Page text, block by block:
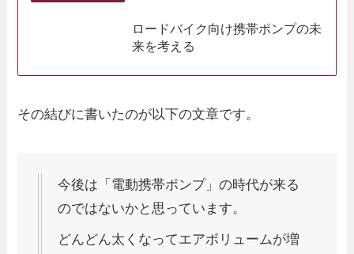
ロードバイク向け携帯ポンプの未
来を考える
その結びに書いたのが以下の文章です。
今後は「電動携帯ポンプ」の時代が来る
のではないかと思っています。
どんどん太くなってエアボリュームが増